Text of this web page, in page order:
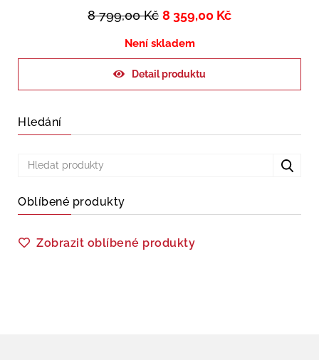
8 799,00Kč 8 359,00 Kč
Není skladem
Detail produktu
Hledání
Oblíbené produkty
Zobrazit oblíbené produkty